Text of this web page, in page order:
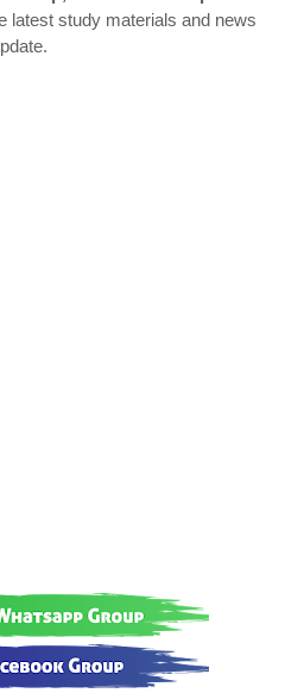
latest study materials and news